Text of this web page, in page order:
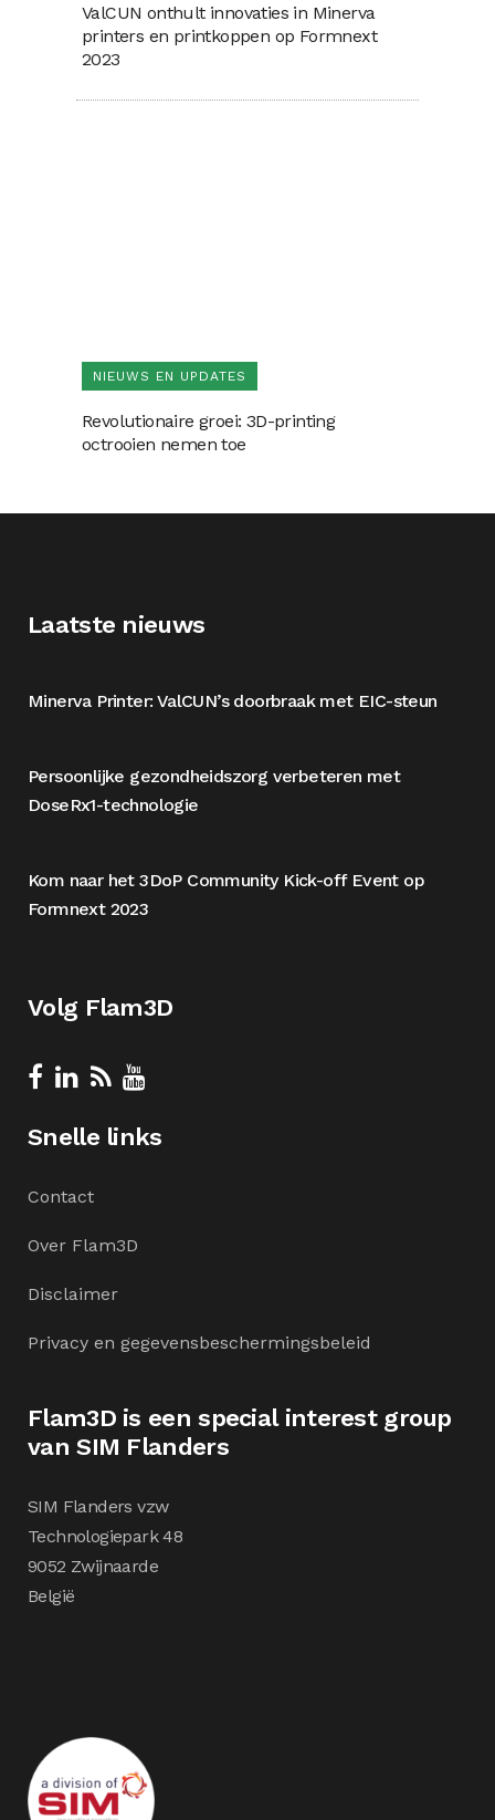
ValCUN onthult innovaties in Minerva
printers en printkoppen op Formnext
2023
NIEUWS EN UPDATES
Revolutionaire groei: 3D-printing
octrooien nemen toe
Laatste nieuws
Minerva Printer: ValCUN’s doorbraak met EIC-steun
Persoonlijke gezondheidszorg verbeteren met
DoseRx1-technologie
Kom naar het 3DoP Community Kick-off Event op
Formnext 2023
Volg Flam3D
Snelle links
Contact
Over Flam3D
Disclaimer
Privacy en gegevensbeschermingsbeleid
Flam3D is een special interest group
van SIM Flanders
SIM Flanders vzw
Technologiepark 48
9052 Zwijnaarde
België